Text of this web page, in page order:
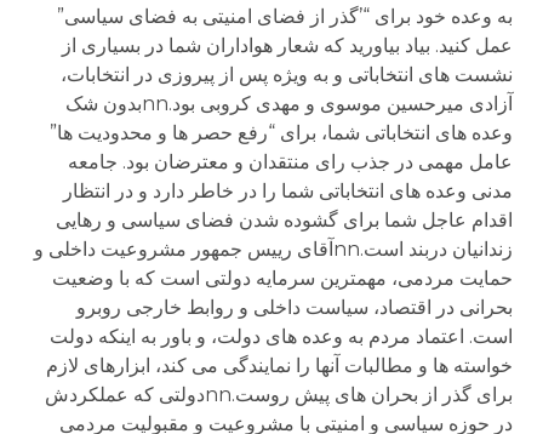
به وعده خود برای “’گذر از فضای امنيتی به فضای سياسی”
عمل کنيد. بياد بياوريد که شعار هواداران شما در بسياری از
نشست های انتخاباتی و به ويژه پس از پيروزی در انتخابات،
آزادی ميرحسين موسوی و مهدی کروبی بود.nnبدون شک
وعده های انتخاباتی شما، برای “رفع حصر ها و محدوديت ها”
عامل مهمی در جذب رای منتقدان و معترضان بود. جامعه
مدنی وعده های انتخاباتی شما را در خاطر دارد و در انتظار
اقدام عاجل شما برای گشوده شدن فضای سياسی و رهايی
زندانيان دربند است.nnآقای رييس جمهور مشروعيت داخلی و
حمايت مردمی، مهمترين سرمايه دولتی است که با وضعيت
بحرانی در اقتصاد، سياست داخلی و روابط خارجی روبرو
است. اعتماد مردم به وعده های دولت، و باور به اينکه دولت
خواسته ها و مطالبات آنها را نمايندگی می کند، ابزارهای لازم
برای گذر از بحران های پيش روست.nnدولتی که عملکردش
در حوزه سياسی و امنيتی با مشروعيت و مقبوليت مردمی